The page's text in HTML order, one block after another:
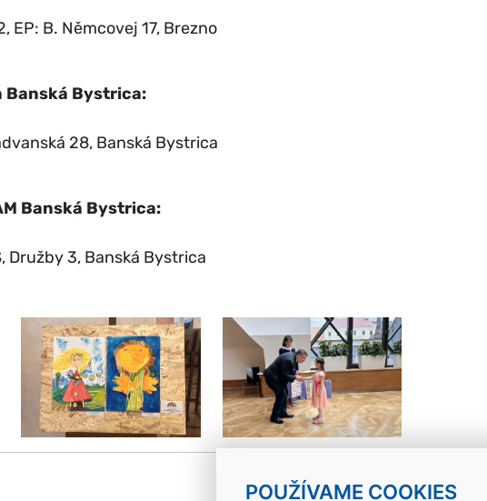
POUŽÍVAME COOKIES
EP: B. Němcovej 17, Brezno
Banská Bystrica:
28, Banská Bystrica
Banská Bystrica:
Družby 3, Banská Bystrica